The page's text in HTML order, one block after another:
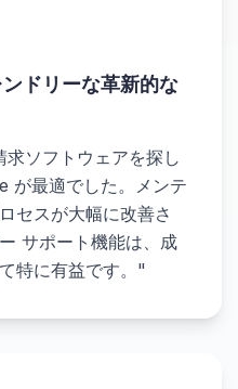
ドリーな革新的な
ソフトウェアを探し
が最適でした。メンテ
セスが大幅に改善さ
サポート機能は、成
特に有益です。 "